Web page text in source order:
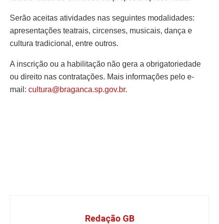
Serão aceitas atividades nas seguintes modalidades:
apresentações teatrais, circenses, musicais, dança e
cultura tradicional, entre outros.
A inscrição ou a habilitação não gera a obrigatoriedade
ou direito nas contratações. Mais informações pelo e-
mail: cultura@braganca.sp.gov.br.
Redação GB